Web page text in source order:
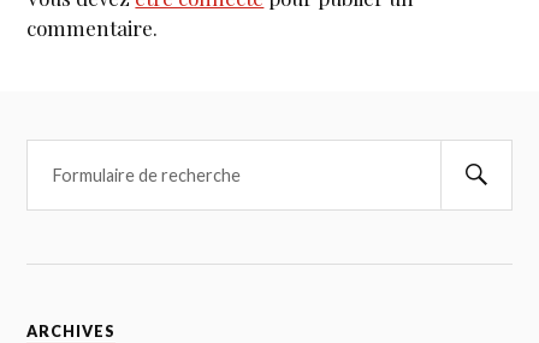
commentaire.
ARCHIVES